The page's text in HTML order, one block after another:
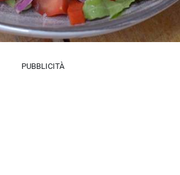
PUBBLICITÀ